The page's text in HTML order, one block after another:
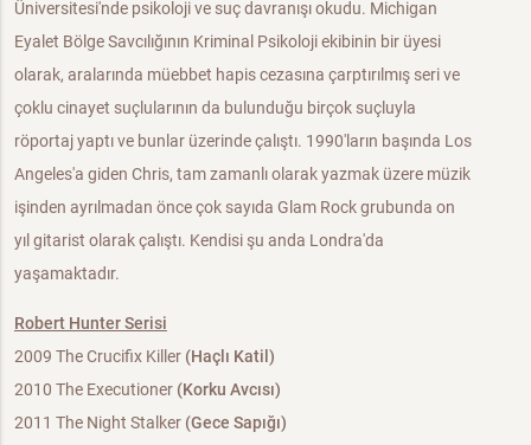
Üniversitesi'nde psikoloji ve suç davranışı okudu. Michigan
Eyalet Bölge Savcılığının Kriminal Psikoloji ekibinin bir üyesi
olarak, aralarında müebbet hapis cezasına çarptırılmış seri ve
çoklu cinayet suçlularının da bulunduğu birçok suçluyla
röportaj yaptı ve bunlar üzerinde çalıştı. 1990'ların başında Los
Angeles'a giden Chris, tam zamanlı olarak yazmak üzere müzik
işinden ayrılmadan önce çok sayıda Glam Rock grubunda on
yıl gitarist olarak çalıştı. Kendisi şu anda Londra'da
yaşamaktadır.
Robert Hunter Serisi
2009 The Crucifix Killer (Haçlı Katil)
2010 The Executioner (Korku Avcısı)
2011 The Night Stalker(Gece Sapığı)